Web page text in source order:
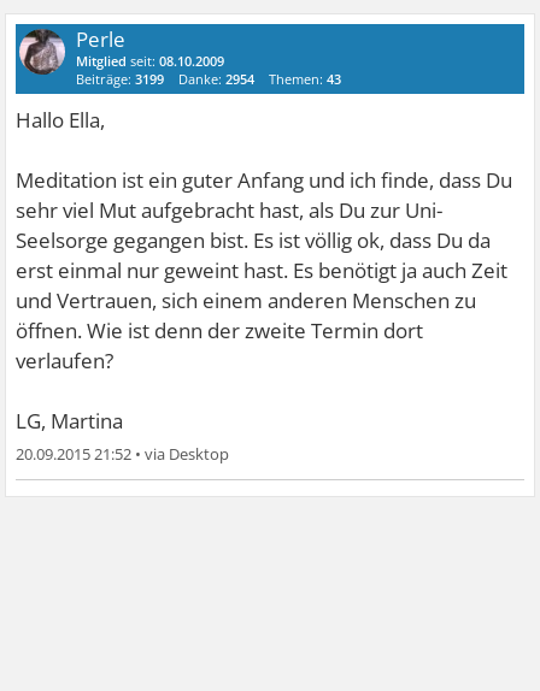
Perle
Mitglied seit:08.10.2009
Beiträge:3199 Danke:2954 Themen:43
Hallo Ella,
Meditation ist ein guter Anfang und ich finde, dass Du
sehr viel Mut aufgebracht hast, als Du zur Uni-
Seelsorge gegangen bist. Es ist völlig ok, dass Du da
erst einmal nur geweint hast. Es benötigt ja auch Zeit
und Vertrauen, sich einem anderen Menschen zu
öffnen. Wie ist denn der zweite Termin dort
verlaufen?
LG, Martina
20.09.2015 21:52 •